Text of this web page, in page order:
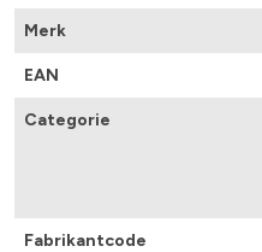
Merk
EAN
Categorie
Fabrikantcode